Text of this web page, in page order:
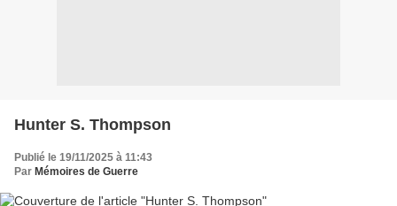
Hunter S. Thompson
Publié le 19/11/2025 à 11:43
Par Mémoires de Guerre